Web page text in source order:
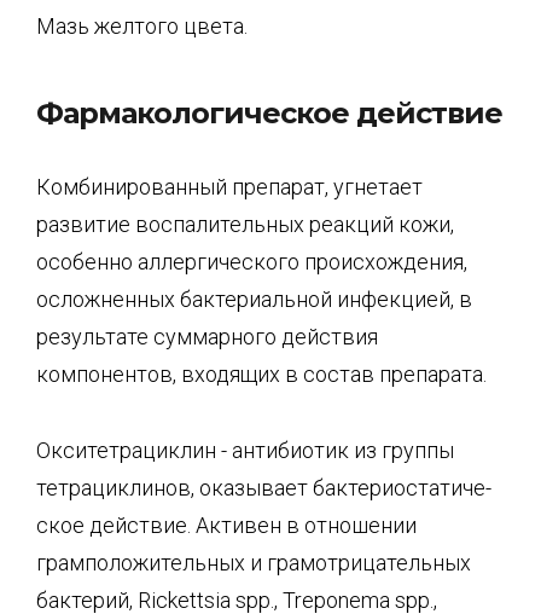
Мазь желтого цвета.
Фармакологическое действие
Комбинированный препарат, угнетает
развитие воспалительных реакций кожи,
особен­но аллергического происхождения,
осложненных бактериальной инфекцией, в
результа­те суммарного действия
компонентов, входящих в состав препарата.
Окситетрациклин - антибиотик из группы
тетрациклинов, оказывает бактериостатиче-
ское действие. Активен в отношении
грамположительных и грамотрицательных
бакте­рий, Rickettsia spp., Treponema spp.,